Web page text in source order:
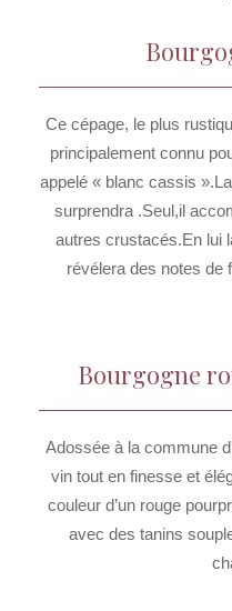
Ce cépage, le plus
principalement connu
appelé « blanc cassis
surprendra .Seul,il
autres crustacés.En lui
révélera des notes de
Bourgogne
Adossée à la commune
vin tout en finesse et
couleur d’un rouge
avec des tanins